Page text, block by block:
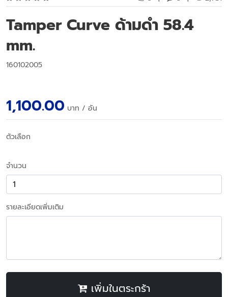
Tamper Curve ด้ามดำ 58.4
mm.
160102005
1,100.00 บาท / อัน
ตัวเลือก
จำนวน
รายละเอียดเพิ่มเติม
เพิ่มในตระกร้า